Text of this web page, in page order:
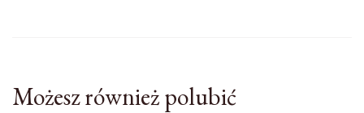
Możesz również polubić